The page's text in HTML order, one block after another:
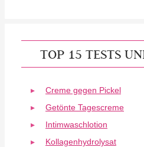
TOP 15 TESTS
Creme gegen Pickel
Getönte Tagescreme
Intimwaschlotion
Kollagenhydrolysat